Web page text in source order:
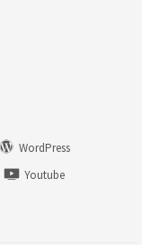
WordPress
Youtube